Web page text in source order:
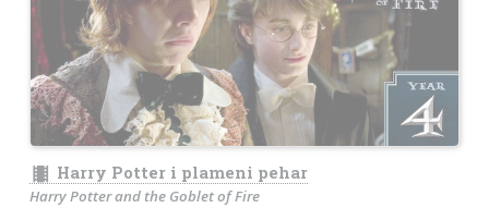
theaters Harry Potter i plameni pehar
Harry Potter and the Goblet of Fire